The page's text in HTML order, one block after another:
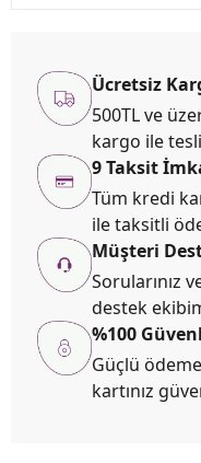
Ücretsiz
500TL ve
kargo ile
9 Taksit
Tüm kredi
ile taksitli
Müşteri
Sorularınız
destek
%100
Güçlü
kartınız